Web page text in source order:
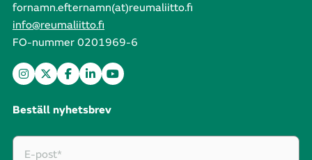
fornamn.efternamn(at)reumaliitto.fi
info@reumaliitto.fi
FO-nummer 0201969-6
Beställ nyhetsbrev